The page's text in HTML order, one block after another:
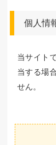
個人情
当サイト
当する場
せん。